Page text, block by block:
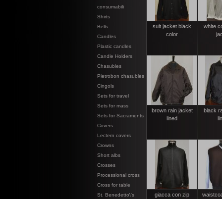
consumabili
Shirts
Bells
Candles
Plastic candles
Candle Holders
Chasubles
Pietrobon chasubles
Cingols
Sets for travel
Sets for mass
Sets for Sacraments
Covers
Lectern covers
Crowns
Short albs
Crosses
Processional cross
Cross for table
St. Benedetto\'s
suit jacket black
color
white
brown rain jacket
lined
black
giacca con zip